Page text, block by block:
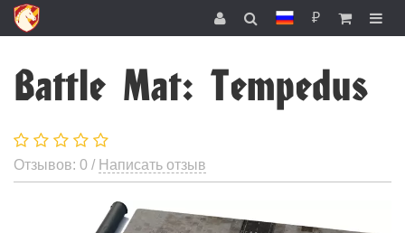
₽
Battle Mat: Tempedus
Отзывов: 0 / Написать отзыв